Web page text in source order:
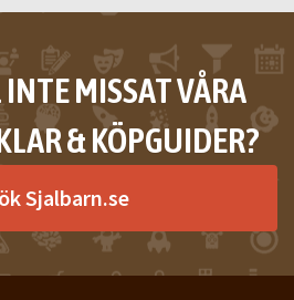
MISSAT VÅRA
& KÖPGUIDER?
Sjalbarn.se